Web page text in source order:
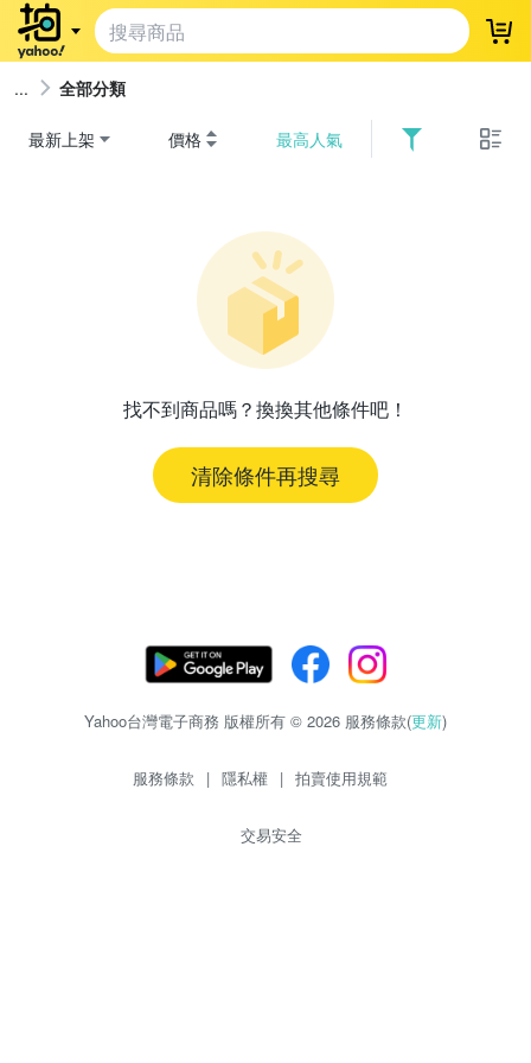
登
全部分類
最新上架 價格 最高人氣
找不到商品嗎？換換其他條件吧！
清除條件再搜尋
Yahoo台灣電子商務 版權所有 © 2026 服務條款(更新)
服務條款 | 隱私權 | 拍賣使用規範
交易安全